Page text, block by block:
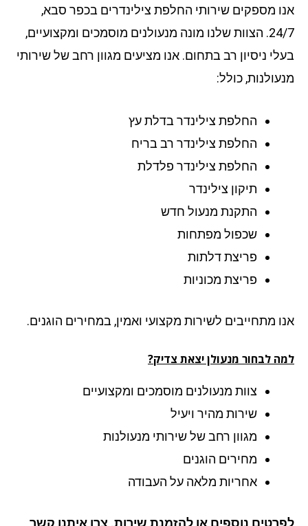
מספקים שירותי החלפת צילינדרים בכפר סבא,
24/7. הצוות שלנו מונה מנעולנים מוסמכים ומקצועיים,
ניסיון רב בתחום. אנו מציעים מגוון רחב של שירותי
כולל:
החלפת צילינדר בדלת עץ
החלפת צילינדר רב בריח
החלפת צילינדר פלדלת
תיקון צילינדר
התקנת מנעול חדש
שכפול מפתחות
פריצת דלתות
פריצת מכוניות
מתחייבים לשירות מקצועי ואמין, במחירים הוגנים.
לבחור מנעולן יצאת צדיק?
צוות מנעולנים מוסמכים ומקצועיים
שירות מהיר ויעיל
מגוון רחב של שירותי מנעולנות
מחירים הוגנים
אחריות מלאה על העבודה
נוספים או להזמנת שירות, צרו איתנו קשר